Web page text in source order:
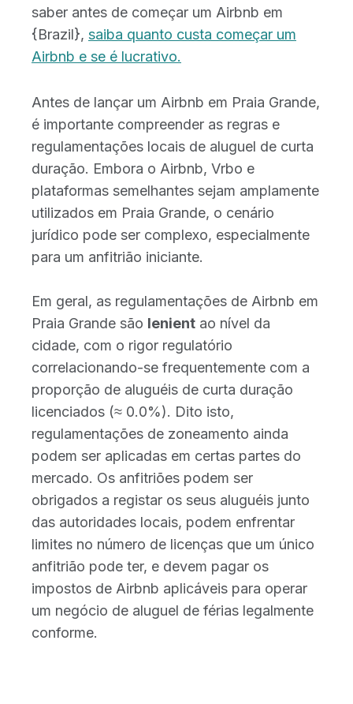
saber antes de começar um Airbnb em
{Brazil}, saiba quanto custa começar um
Airbnb e se é lucrativo.
Antes de lançar um Airbnb em Praia Grande,
é importante compreender as regras e
regulamentações locais de aluguel de curta
duração. Embora o Airbnb, Vrbo e
plataformas semelhantes sejam amplamente
utilizados em Praia Grande, o cenário
jurídico pode ser complexo, especialmente
para um anfitrião iniciante.
Em geral, as regulamentações de Airbnb em
Praia Grande são lenient ao nível da
cidade, com o rigor regulatório
correlacionando-se frequentemente com a
proporção de aluguéis de curta duração
licenciados (≈ 0.0%). Dito isto,
regulamentações de zoneamento ainda
podem ser aplicadas em certas partes do
mercado. Os anfitriões podem ser
obrigados a registar os seus aluguéis junto
das autoridades locais, podem enfrentar
limites no número de licenças que um único
anfitrião pode ter, e devem pagar os
impostos de Airbnb aplicáveis para operar
um negócio de aluguel de férias legalmente
conforme.